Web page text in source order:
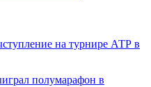
на турнире АТР в
полумарафон в